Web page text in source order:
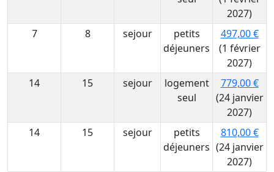
2027)
7
8 sejour
petits
déjeuners
497,00 €
(1 février
2027)
14
15 sejour
logement
seul
779,00 €
(24 janvier
2027)
14
15 sejour
petits
déjeuners
810,00 €
(24 janvier
2027)